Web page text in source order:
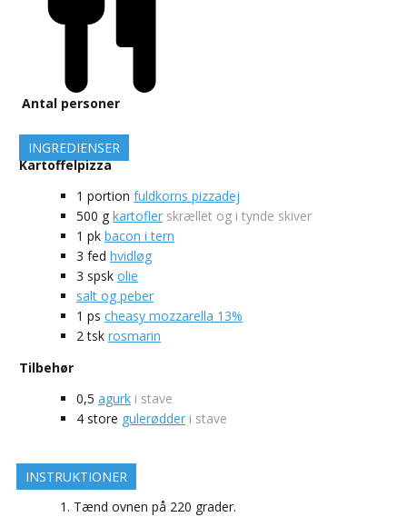
Antal personer
INGREDIENSER
Kartoffelpizza
1 portion fuldkorns pizzadej
500 g kartofler skrællet og i tynde skiver
1 pk bacon i tern
3 fed hvidløg
3 spsk olie
salt og peber
1 ps cheasy mozzarella 13%
2 tsk rosmarin
Tilbehør
0,5 agurk i stave
4 store gulerødder i stave
INSTRUKTIONER
Tænd ovnen på 220 grader.